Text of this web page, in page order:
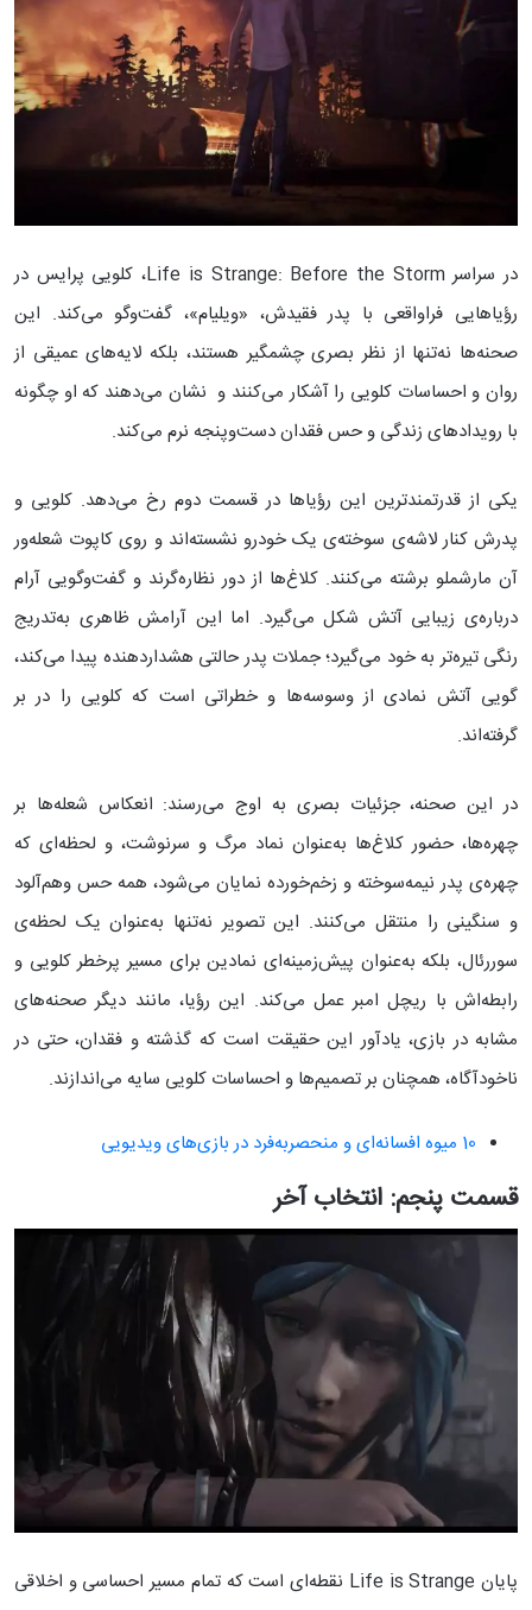
در سراسر Life is Strange: Before the Storm، کلویی پرایس در
رؤیاهایی فراواقعی با پدر فقیدش، «ویلیام»، گفت‌وگو می‌کند. این
صحنه‌ها نه‌تنها از نظر بصری چشمگیر هستند، بلکه لایه‌های عمیقی از
روان و احساسات کلویی را آشکار می‌کنند و نشان می‌دهند که او چگونه
با رویدادهای زندگی و حس فقدان دست‌وپنجه نرم می‌کند.
یکی از قدرتمندترین این رؤیاها در قسمت دوم رخ می‌دهد. کلویی و
پدرش کنار لاشه‌ی سوخته‌ی یک خودرو نشسته‌اند و روی کاپوت شعله‌ور
آن مارشملو برشته می‌کنند. کلاغ‌ها از دور نظاره‌گرند و گفت‌وگویی آرام
درباره‌ی زیبایی آتش شکل می‌گیرد. اما این آرامش ظاهری به‌تدریج
رنگی تیره‌تر به خود می‌گیرد؛ جملات پدر حالتی هشداردهنده پیدا می‌کند،
گویی آتش نمادی از وسوسه‌ها و خطراتی است که کلویی را در بر
گرفته‌اند.
در این صحنه، جزئیات بصری به اوج می‌رسند: انعکاس شعله‌ها بر
چهره‌ها، حضور کلاغ‌ها به‌عنوان نماد مرگ و سرنوشت، و لحظه‌ای که
چهره‌ی پدر نیمه‌سوخته و زخم‌خورده نمایان می‌شود، همه حس وهم‌آلود
و سنگینی را منتقل می‌کنند. این تصویر نه‌تنها به‌عنوان یک لحظه‌ی
سوررئال، بلکه به‌عنوان پیش‌زمینه‌ای نمادین برای مسیر پرخطر کلویی و
رابطه‌اش با ریچل امبر عمل می‌کند. این رؤیا، مانند دیگر صحنه‌های
مشابه در بازی، یادآور این حقیقت است که گذشته و فقدان، حتی در
ناخودآگاه، همچنان بر تصمیم‌ها و احساسات کلویی سایه می‌اندازند.
10 میوه‌ افسانه‌ای و منحصربه‌فرد در بازی‌های ویدیویی
قسمت پنجم: انتخاب آخر
پایان Life is Strange نقطه‌ای است که تمام مسیر احساسی و اخلاقی